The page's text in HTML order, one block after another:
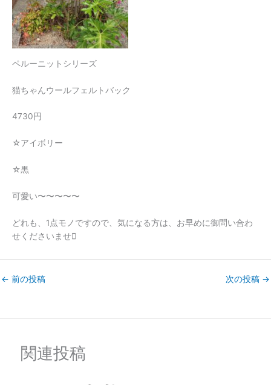
ペルーニットシリーズ
猫ちゃんウールフェルトバック
4730円
☆アイボリー
☆黒
可愛い〜〜〜〜〜
どれも、1点モノですので、気になる方は、お早めに御問い合わ
せくださいませ
← 前の投稿 次の投稿 →
関連投稿